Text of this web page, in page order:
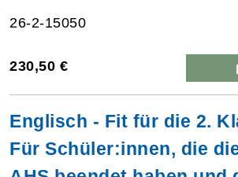
26-2-15050
230,50 €
Englisch - Fit für die 2.
Für Schüler:innen, die